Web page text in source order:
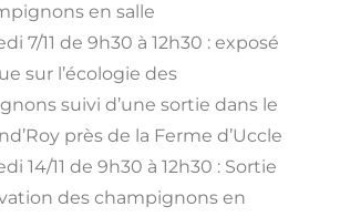
en salle
7/11 de 9h30 à 12h30 : exposé
sur l’écologie des
suivi d’une sortie dans le
près de la Ferme d’Uccle
14/11 de 9h30 à 12h30 : Sortie
des champignons en